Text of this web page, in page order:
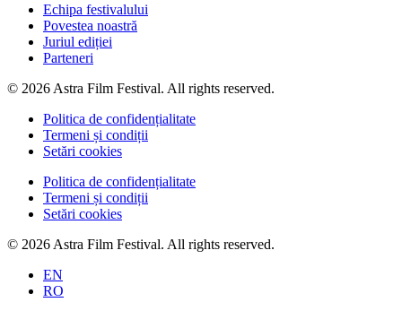
Echipa festivalului
Povestea noastră
Juriul ediției
Parteneri
© 2026 Astra Film Festival. All rights reserved.
Politica de confidențialitate
Termeni și condiții
Setări cookies
Politica de confidențialitate
Termeni și condiții
Setări cookies
© 2026 Astra Film Festival. All rights reserved.
EN
RO